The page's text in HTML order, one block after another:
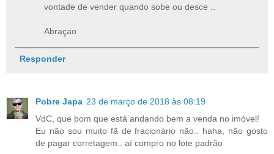
vontade de vender quando sobe ou desce ..
Abraçao
Responder
Pobre Japa 23 de março de 2018 às 08:19
VdC, que bom que está andando bem a venda no imóvel!
Eu não sou muito fã de fracionário não.. haha, não gosto
de pagar corretagem.. aí compro no lote padrão